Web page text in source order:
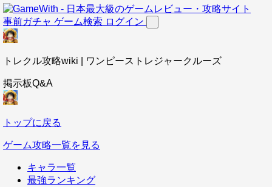
事前ガチャ ゲーム検索 ログイン
トレクル攻略wiki | ワンピーストレジャークルーズ
掲示板Q&A
トップに戻る
ゲーム攻略一覧を見る
キャラ一覧
最強ランキング